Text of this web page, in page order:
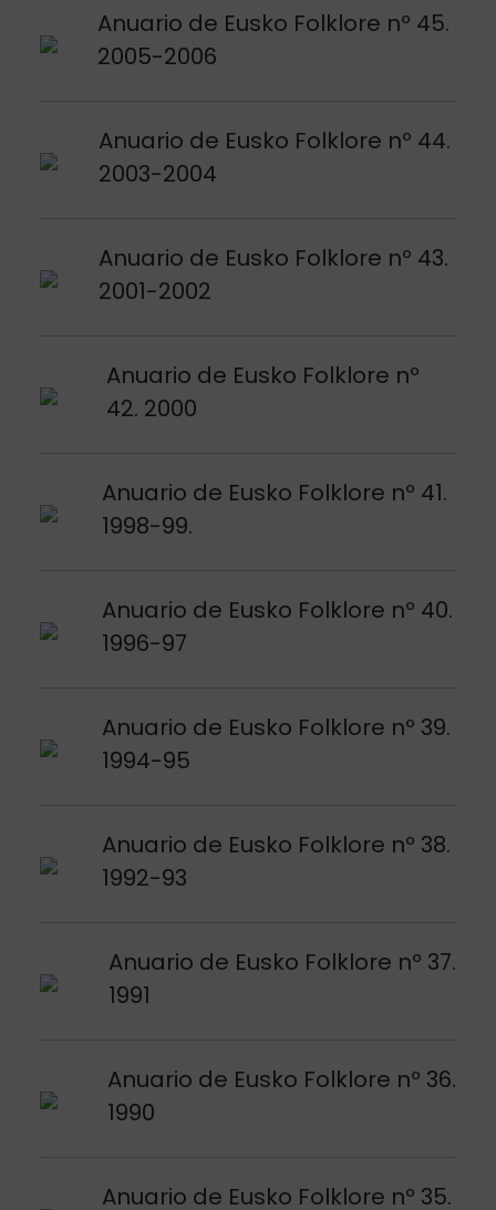
Anuario de Eusko Folklore nº 45.
2005-2006
Argitalpena ikusi
Anuario de Eusko Folklore nº 44.
2003-2004
Argitalpena ikusi
Anuario de Eusko Folklore nº 43.
2001-2002
Argitalpena ikusi
Anuario de Eusko Folklore nº
42. 2000
Argitalpena ikusi
Anuario de Eusko Folklore nº 41.
1998-99.
Argitalpena ikusi
Anuario de Eusko Folklore nº 40.
1996-97
Argitalpena ikusi
Anuario de Eusko Folklore nº 39.
1994-95
Argitalpena ikusi
Anuario de Eusko Folklore nº 38.
1992-93
Argitalpena ikusi
Anuario de Eusko Folklore nº 37.
1991
Argitalpena ikusi
Anuario de Eusko Folklore nº 36.
1990
Argitalpena ikusi
Anuario de Eusko Folklore nº 35.
Argitalpena ikusi